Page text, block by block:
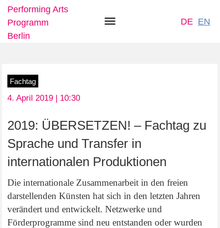
Skip
content
Toggle
Performing Arts
Programm
Berlin
DE EN
Fachtag
4. April 2019 | 10:30
2019: ÜBERSETZEN! – Fachtag zu
Sprache und Transfer in
internationalen Produktionen
Die internationale Zusammenarbeit in den freien
darstellenden Künsten hat sich in den letzten Jahren
verändert und entwickelt. Netzwerke und
Förderprogramme sind neu entstanden oder wurden